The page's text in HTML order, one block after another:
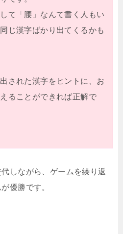
て「腰」なんて書く人もい
じ漢字ばかり出てくるかも
された漢字をヒントに、お
ることができれば正解で
しながら、ゲームを繰り返
優勝です。